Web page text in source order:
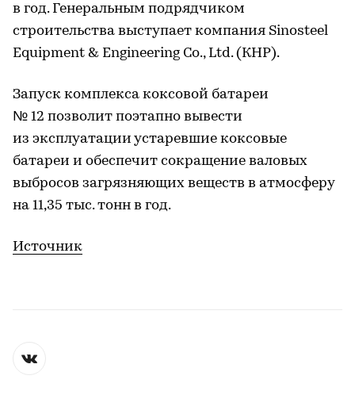
в год. Генеральным подрядчиком
строительства выступает компания Sinosteel
Equipment & Engineering Co., Ltd. (КНР).
Запуск комплекса коксовой батареи
№ 12 позволит поэтапно вывести
из эксплуатации устаревшие коксовые
батареи и обеспечит сокращение валовых
выбросов загрязняющих веществ в атмосферу
на 11,35 тыс. тонн в год.
Источник